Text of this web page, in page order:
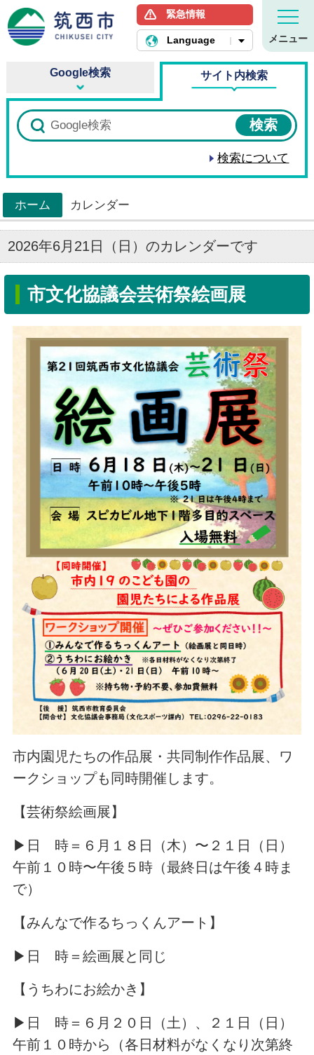
筑西市ホームページ
緊急情報
Language メニュー
Google検索 サイト内検索
検索について
ホーム
>
カレンダー
2026年6月21日（日）のカレンダーです
市文化協議会芸術祭絵画展
市内園児たちの作品展・共同制作作品展、ワ
ークショップも同時開催します。
【芸術祭絵画展】
▶日 時＝６月１８日（木）〜２１日（日）
午前１０時〜午後５時（最終日は午後４時ま
で）
【みんなで作るちっくんアート】
▶日 時＝絵画展と同じ
【うちわにお絵かき】
▶日 時＝６月２０日（土）、２１日（日）
午前１０時から（各日材料がなくなり次第終